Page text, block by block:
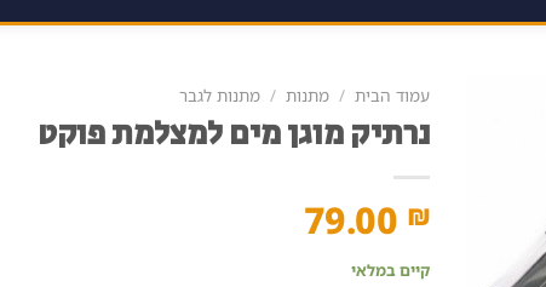
עמוד הבית / מתנות / מתנות לגבר
נרתיק מוגן מים למצלמת פוקט
79.00 ₪
קיים במלאי